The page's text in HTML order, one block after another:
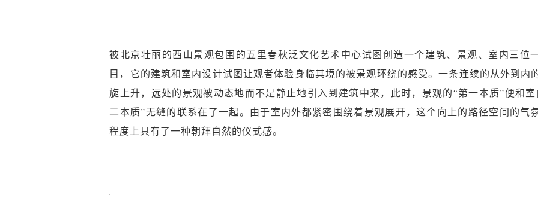
被北京壮丽的西山景观包围的五里春秋泛文化艺术中心试图创造一个建筑、景观、室内三位
目，它的建筑和室内设计试图让观者体验身临其境的被景观环绕的感受。一条连续的从外到内
旋上升，远处的景观被动态地而不是静止地引入到建筑中来，此时，景观的“第一本质”便和室
二本质”无缝的联系在了一起。由于室内外都紧密围绕着景观展开，这个向上的路径空间的气
程度上具有了一种朝拜自然的仪式感。